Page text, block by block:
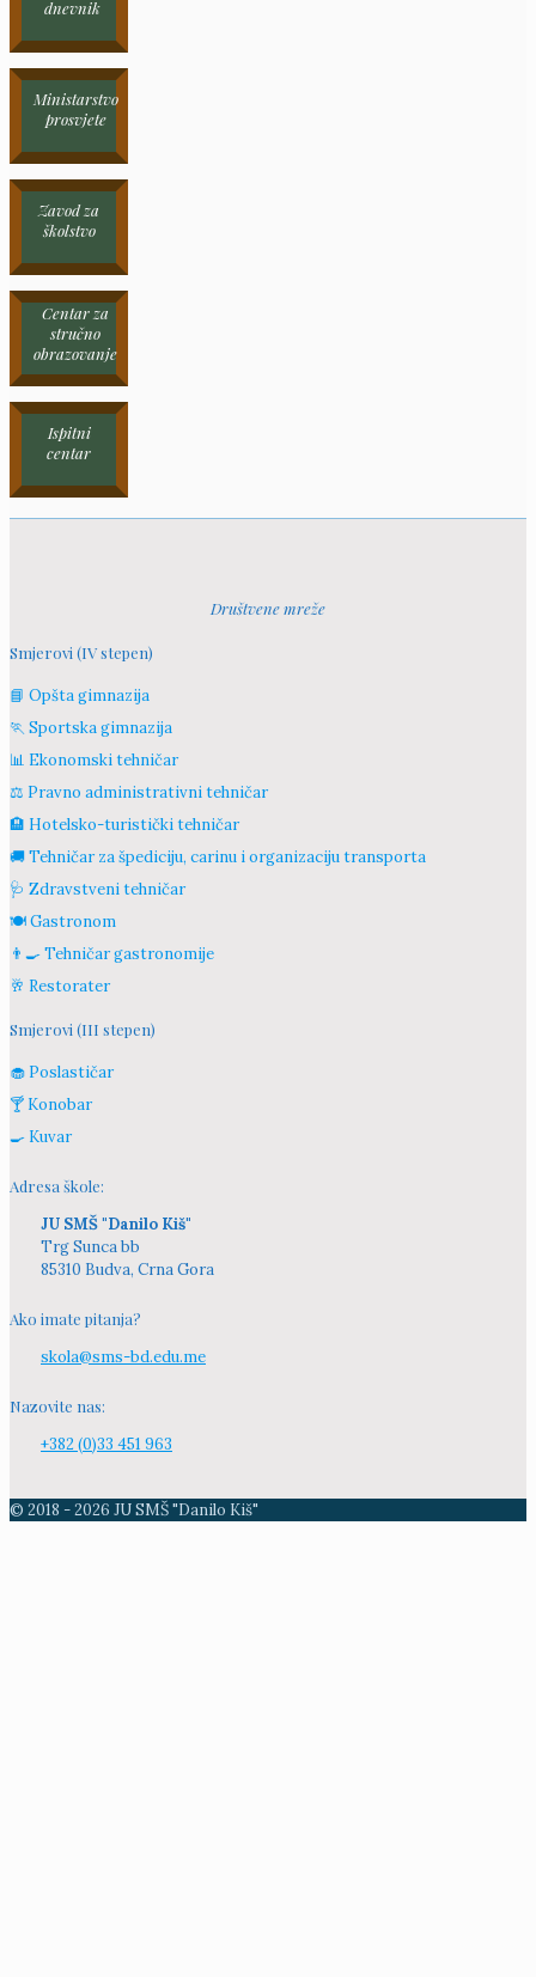
dnevnik
Ministarstvo
prosvjete
Zavod za
školstvo
Centar za
stručno
obrazovanje
Ispitni
centar
Društvene mreže
Smjerovi (IV stepen)
📘 Opšta gimnazija
🏃 Sportska gimnazija
📊 Ekonomski tehničar
⚖️ Pravno administrativni tehničar
🏨 Hotelsko-turistički tehničar
🚚 Tehničar za špediciju, carinu i organizaciju transporta
🩺 Zdravstveni tehničar
🍽️ Gastronom
👨‍🍳 Tehničar gastronomije
🥂 Restorater
Smjerovi (III stepen)
🧁 Poslastičar
🍸 Konobar
🍳 Kuvar
Adresa škole:
JU SMŠ "Danilo Kiš"
Trg Sunca bb
85310 Budva, Crna Gora
Ako imate pitanja?
skola@sms-bd.edu.me
Nazovite nas:
+382 (0)33 451 963
© 2018 -2026 JU SMŠ "Danilo Kiš"